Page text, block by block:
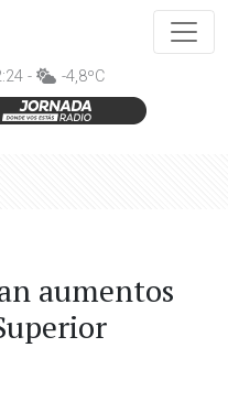
- -4,8ºC
aumentos